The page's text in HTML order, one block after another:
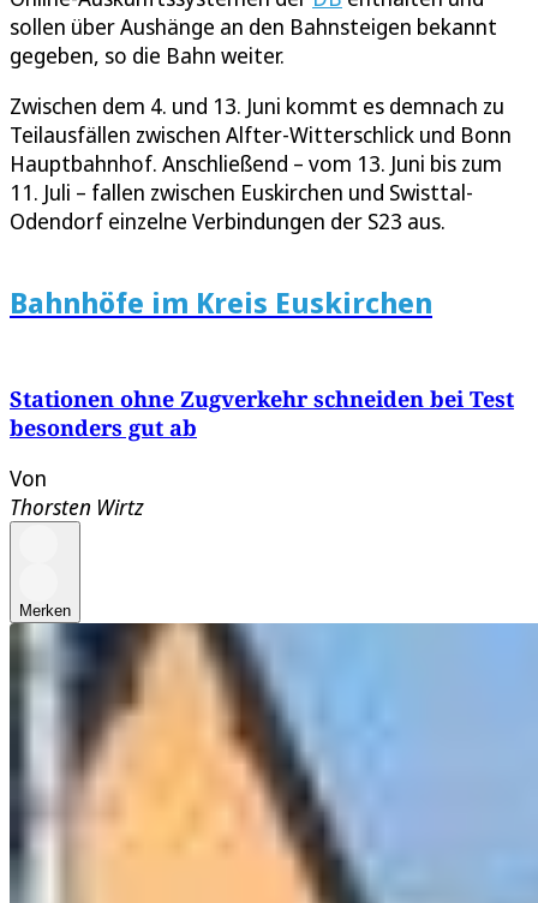
sollen über Aushänge an den Bahnsteigen bekannt
gegeben, so die Bahn weiter.
Zwischen dem 4. und 13. Juni kommt es demnach zu
Teilausfällen zwischen Alfter-Witterschlick und Bonn
Hauptbahnhof. Anschließend – vom 13. Juni bis zum
11. Juli – fallen zwischen Euskirchen und Swisttal-
Odendorf einzelne Verbindungen der S23 aus.
Bahnhöfe im Kreis Euskirchen
Stationen ohne Zugverkehr schneiden bei Test
besonders gut ab
Von
Thorsten Wirtz
Merken